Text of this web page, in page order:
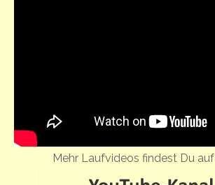
Mehr Laufvideos findest Du